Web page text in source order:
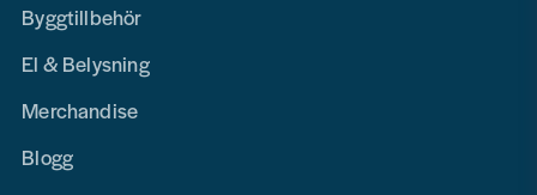
Byggtillbehör
El & Belysning
Merchandise
Blogg